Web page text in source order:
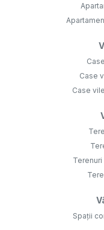
Case
Case
Spații